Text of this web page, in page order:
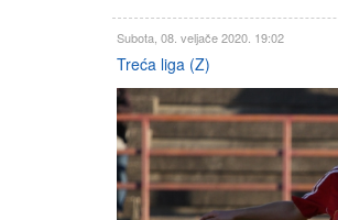
Subota, 08. veljače 2020. 19:02
Treća liga (Z)